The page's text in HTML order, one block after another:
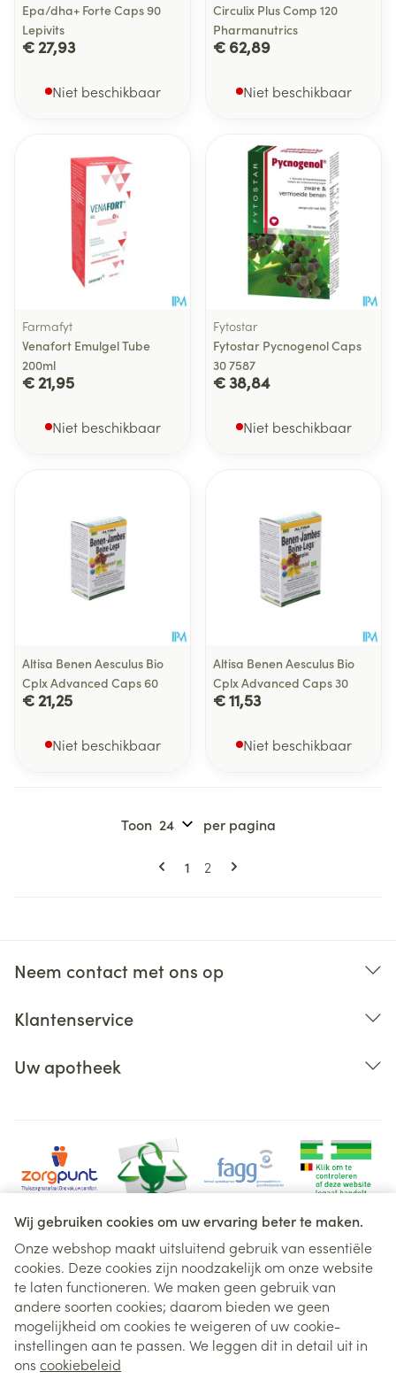
Wij gebruiken cookies om uw ervaring beter te maken.
Onze webshop maakt uitsluitend gebruik van essentiële
cookies. Deze cookies zijn noodzakelijk om onze website
te laten functioneren. We maken geen gebruik van
andere soorten cookies; daarom bieden we geen
mogelijkheid om cookies te weigeren of uw cookie-
instellingen aan te passen. We leggen dit in detail uit in
ons cookiebeleid
Epa/dha+ Forte Caps 90
Lepivits
€ 27,93
Niet beschikbaar
Circulix Plus Comp 120
Pharmanutrics
€ 62,89
Niet beschikbaar
Farmafyt
Venafort Emulgel Tube
200ml
€ 21,95
Niet beschikbaar
Fytostar
Fytostar Pycnogenol Caps
30 7587
€ 38,84
Niet beschikbaar
Altisa Benen Aesculus Bio
Cplx Advanced Caps 60
€ 21,25
Niet beschikbaar
Altisa Benen Aesculus Bio
Cplx Advanced Caps 30
€ 11,53
Niet beschikbaar
Pagina's
U lees momenteel pagina
1 Pagina
2
Toon per pagina
Neem contact met ons op
Klantenservice
Uw apotheek
Juridische links